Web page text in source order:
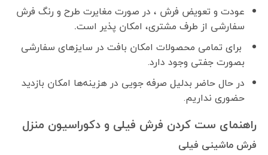
عودت و تعویض فرش ، در صورت مغایرت طرح و رنگ فرش
سفارشی از طرف مشتری، امکان پذیر است.
برای تمامی محصولات امکان بافت در سایزهای سفارشی
بصورت جفتی وجود دارد.
در حال حاضر بدلیل صرفه جویی در هزینه‌ها امکان بازدید
حضوری نداریم.
راهنمای ست کردن فرش فیلی و دکوراسیون منزل
فرش ماشینی فیلی